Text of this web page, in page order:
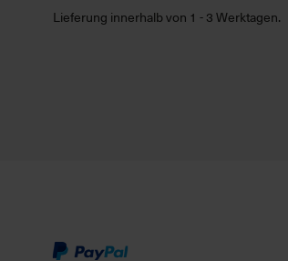
Lieferung innerhalb von 1 - 3 Werktagen.